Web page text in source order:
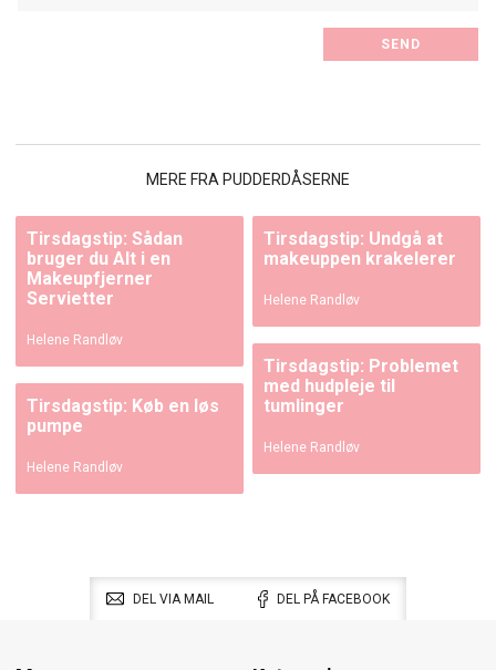
MERE FRA PUDDERDÅSERNE
Tirsdagstip: Sådan
bruger du Alt i en
Makeupfjerner
Servietter
Helene Randløv
Tirsdagstip: Undgå at
makeuppen krakelerer
Helene Randløv
Tirsdagstip: Køb en løs
pumpe
Helene Randløv
Tirsdagstip: Problemet
med hudpleje til
tumlinger
Helene Randløv
DEL VIA MAIL DEL PÅ FACEBOOK